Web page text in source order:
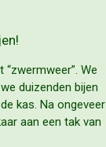
We
duizenden bijen
kas. Na ongeveer
aan een tak van